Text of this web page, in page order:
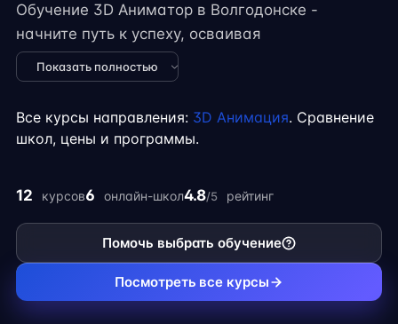
Обучение 3D Аниматор в Волгодонске -
начните путь к успеху, осваивая
востребованные навыки в IT. Курсы подходят
для новичков и специалистов с опытом,
проекты и консультации экспертов. Гибкий
карьеры на фрилансе.
Показать полностью
Все курсы направления: 3D Анимация. Сравнение
школ, цены и программы.
12 курсов6 онлайн-школ4.8/5 рейтинг
Помочь выбрать обучение
Посмотреть все курсы